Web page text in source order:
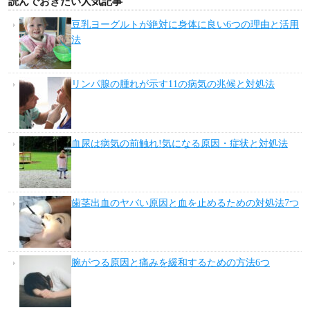
豆乳ヨーグルトが絶対に身体に良い6つの理由と活用
法
リンパ腺の腫れが示す11の病気の兆候と対処法
血尿は病気の前触れ!気になる原因・症状と対処法
歯茎出血のヤバい原因と血を止めるための対処法7つ
腕がつる原因と痛みを緩和するための方法6つ